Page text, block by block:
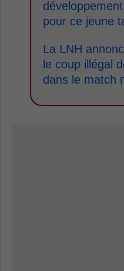
pour ce jeune
La LNH
le coup illégal
dans le match